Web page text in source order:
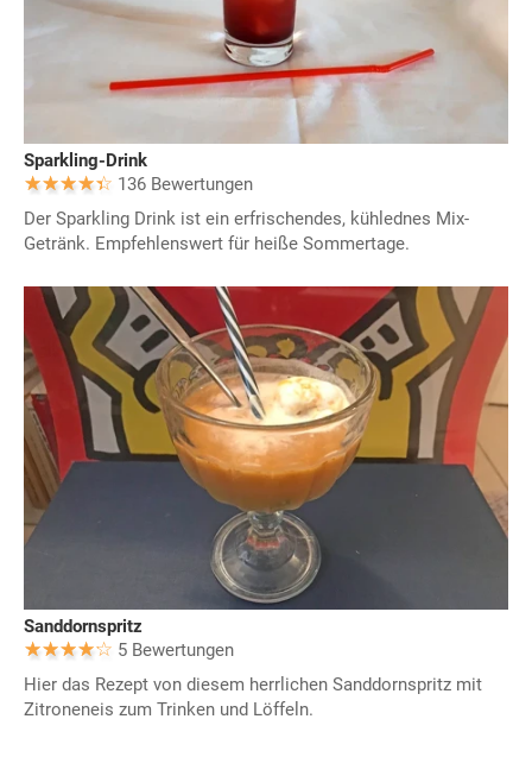
Sparkling-Drink
136 Bewertungen
Der Sparkling Drink ist ein erfrischendes, kühlednes Mix-
Getränk. Empfehlenswert für heiße Sommertage.
Sanddornspritz
5 Bewertungen
Hier das Rezept von diesem herrlichen Sanddornspritz mit
Zitroneneis zum Trinken und Löffeln.